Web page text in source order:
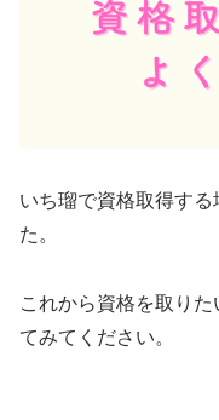
いち瑠で資格取得す
た。
これから資格を取り
てみてください。